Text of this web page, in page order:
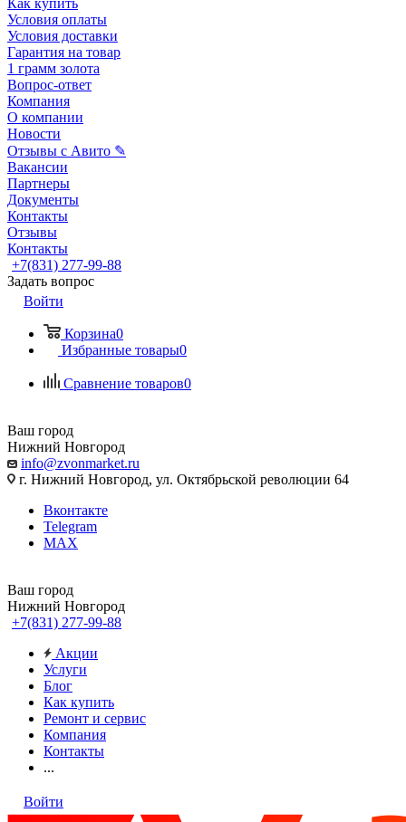
Как купить
Условия оплаты
Условия доставки
Гарантия на товар
1 грамм золота
Вопрос-ответ
Компания
О компании
Новости
Отзывы с Авито ✎
Вакансии
Партнеры
Документы
Контакты
Отзывы
Контакты
+7(831) 277-99-88
Задать вопрос
Войти
Корзина0
Избранные товары0
Сравнение товаров0
Ваш город
Нижний Новгород
info@zvonmarket.ru
г. Нижний Новгород, ул. Октябрьской революции 64
Вконтакте
Telegram
MAX
Ваш город
Нижний Новгород
+7(831) 277-99-88
Акции
Услуги
Блог
Как купить
Ремонт и сервис
Компания
Контакты
...
Войти